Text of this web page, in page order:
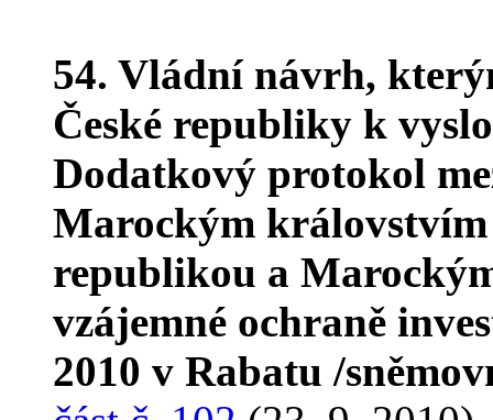
54. Vládní návrh,
České republiky k
Dodatkový protokol
Marockým královstvím
republikou a
vzájemné ochraně
2010 v Rabatu /